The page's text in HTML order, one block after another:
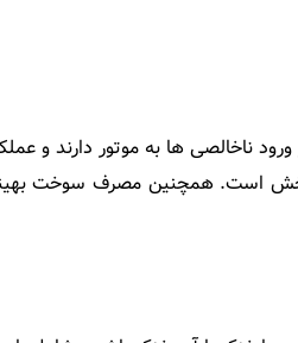
ها به موتور دارند و
است. همچنین مصرف سوخت